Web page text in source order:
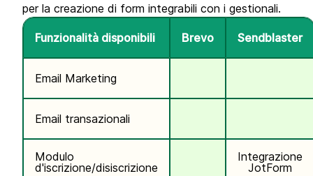
per la creazione di form integrabili con i gestionali.
Funzionalità disponibili Brevo Sendblaster
Email Marketing
Email transazionali
Modulo
d'iscrizione/disiscrizione
Integrazione
JotForm